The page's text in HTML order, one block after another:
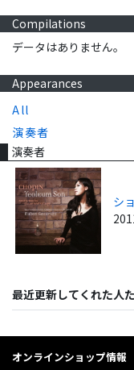
Compilations
データはありません。
Appearances
All
演奏者
演奏者
シ
最近更新してくれた人
オンラインショップ情報